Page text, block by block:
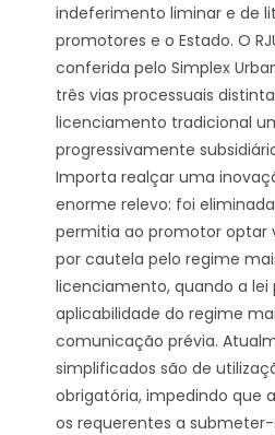
indeferimento liminar e de
promotores e o Estado. O
conferida pelo Simplex
três vias processuais
licenciamento tradicional
progressivamente
Importa realçar uma
enorme relevo: foi
permitia ao promotor optar
por cautela pelo regime
licenciamento, quando a lei
aplicabilidade do regime
comunicação prévia.
simplificados são de
obrigatória, impedindo que
os requerentes a